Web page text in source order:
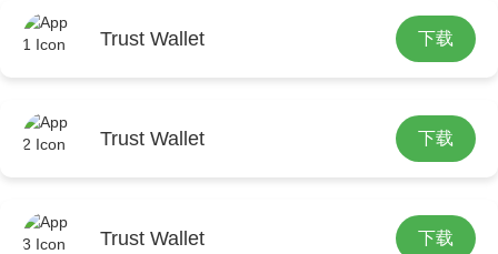
Trust Wallet 下载
Trust Wallet 下载
Trust Wallet 下载
产管理巨变，交易超便捷